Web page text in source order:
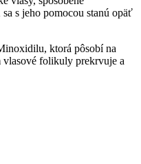
s jeho pomocou stanú opäť
ktorá pôsobí na
folikuly prekrvuje a